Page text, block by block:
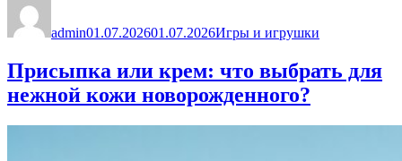
по
Собираем
картину
мира
за
admin01.07.202601.07.2026Игры и игрушки
Присыпка или крем: что выбрать для
нежной кожи новорожденного?